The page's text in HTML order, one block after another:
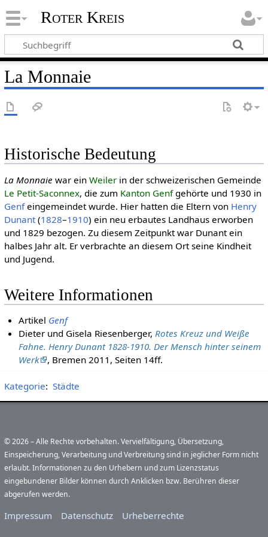
Roter Kreis
La Monnaie
Historische Bedeutung
La Monnaie war ein Weilerin der schweizerischen Gemeinde
Le Petit-Saconnex, die zum Kanton Genfgehörte und 1930 in
Genfeingemeindet wurde. Hier hatten die Eltern von Henry
Dunant(1828–1910) ein neu erbautes Landhaus erworben
und 1829 bezogen. Zu diesem Zeitpunkt war Dunant ein
halbes Jahr alt. Er verbrachte an diesem Ort seine Kindheit
und Jugend.
Weitere Informationen
Artikel Genf
Dieter und Gisela Riesenberger,Rotes Kreuz und Weiße
Fahne. Henry Dunant 1828-1910. Der Mensch hinter seinem
Werk
, Bremen 2011, Seiten 14ff.
Kategorie: Städte
© 2026 – Alle Rechte vorbehalten. Vervielfältigung, Übersetzung,
Einspeicherung, Verarbeitung und Verbreitung sind in jeglicher Form nicht
erlaubt. Informationen zu den Urhebern und zum Lizenzstatus
eingebundener Bilder können durch Anklicken bzw. Berühren dieser
abgerufen werden.
Impressum Datenschutz Urheberrechte